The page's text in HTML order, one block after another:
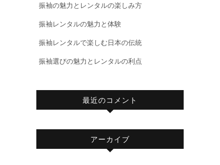
振袖の魅力とレンタルの楽しみ方
振袖レンタルの魅力と体験
振袖レンタルで楽しむ日本の伝統
振袖選びの魅力とレンタルの利点
最近のコメント
アーカイブ